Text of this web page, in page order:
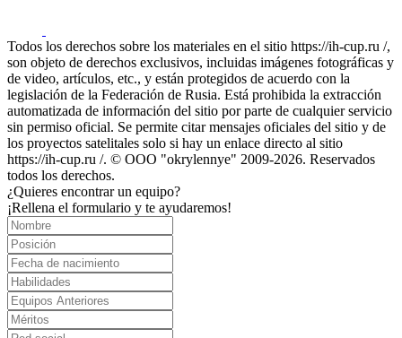
Todos los derechos sobre los materiales en el sitio https://ih-cup.ru /,
son objeto de derechos exclusivos, incluidas imágenes fotográficas y
de video, artículos, etc., y están protegidos de acuerdo con la
legislación de la Federación de Rusia. Está prohibida la extracción
automatizada de información del sitio por parte de cualquier servicio
sin permiso oficial. Se permite citar mensajes oficiales del sitio y de
los proyectos satelitales solo si hay un enlace directo al sitio
https://ih-cup.ru /. © OOO "okrylennye" 2009-2026. Reservados
todos los derechos.
¿Quieres encontrar un equipo?
¡Rellena el formulario y te ayudaremos!